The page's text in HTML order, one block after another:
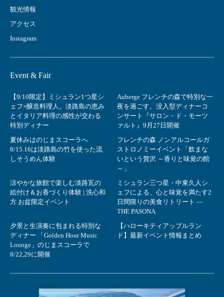
観光情報
アクセス
Instagram
Event & Fair
【9/10限定】ミシュラン1つ星シ
ェフ×醸造料理人。淡路島の恵み
とイタリア料理の感性が交わる
特別ディナー
Auberge フレンチの森で特別な一
夜を過ごす。没入型ディナーコ
ンサート『サロン・ド・モーツ
ァルト』9月27日開催
夏休みはのじまスコーラへ
8/15.16は淡路島の竹を使った流
しそうめん体験
フレンチの森 ノンアルコールガ
ストロノミーイベント「飲まな
いという贅沢 ～香りと味覚の館
～」
涼やかな旅館で楽しむ淡路瓦の
絵付け＆お香づくり体験 | 洗心和
方 お盆限定イベント
ミシュラン三つ星・中東久人シ
ェフによる、心と味覚を満たす2
日間限りの美食リトリート ―
THE PASONA
夕景と生演奏に包まれる特別な
ディナー 「Golden Hour Music
Lounge」のじまスコーラで
8/22,29に開催
【ハローキティアップルラン
ド】最新イベント情報まとめ